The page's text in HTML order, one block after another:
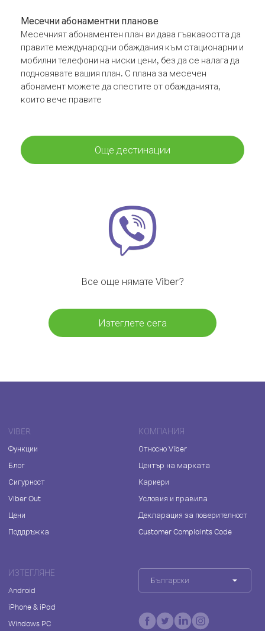
Месечни абонаментни планове
Месечният абонаментен план ви дава гъвкавостта да
правите международни обаждания към стационарни и
мобилни телефони на ниски цени, без да се налага да
подновявате вашия план. С плана за месечен
абонамент можете да спестите от обажданията,
които вече правите
Още дестинации
Все още нямате Viber?
Изтеглете сега
VIBER
Функции
Блог
Сигурност
Viber Out
Цени
Поддръжка
КОМПАНИЯ
Относно Viber
Център на марката
Кариери
Условия и правила
Декларация за поверителност
Customer Complaints Code
ИЗТЕГЛЯНЕ
Android
iPhone & iPad
Windows PC
Български